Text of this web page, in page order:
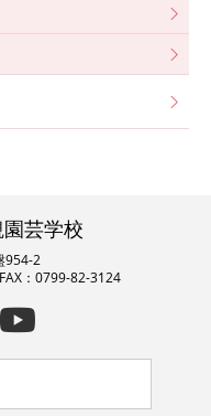
芸学校
954-2
：0799-82-3124